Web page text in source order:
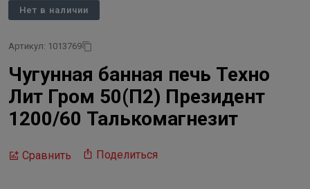
Нет в наличии
Артикул: 1013769
Чугунная банная печь Техно
Лит Гром 50(П2) Президент
1200/60 Талькомагнезит
Сравнить Поделиться